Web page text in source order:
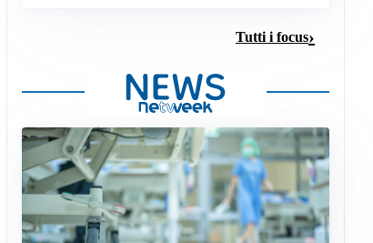
Tutti i focus